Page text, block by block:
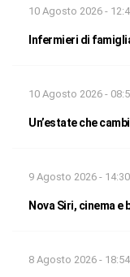
10 Agosto 2026 -
Infermieri di
10 Agosto 2026 -
Un’estate che
9 Agosto 2026 - 14:30
Nova Siri, cinema
8 Agosto 2026 - 18:54